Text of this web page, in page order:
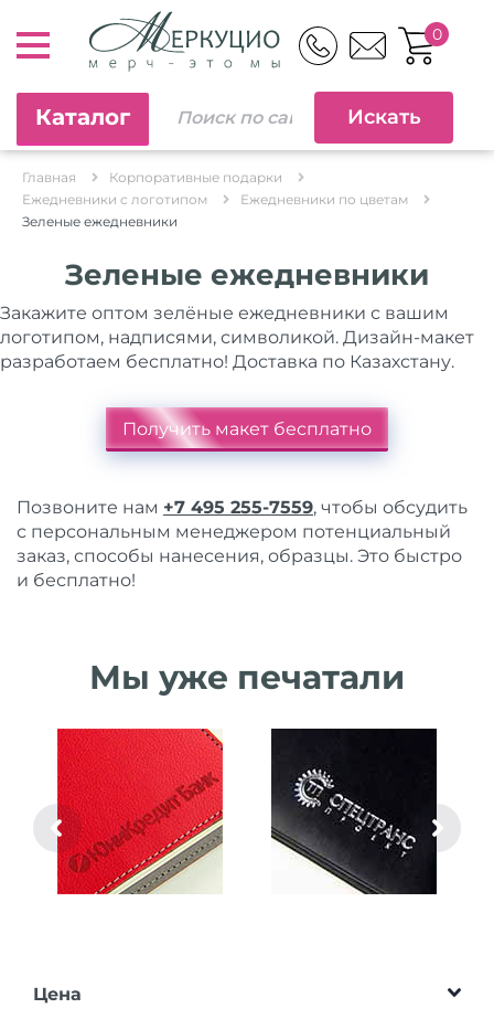
0
Каталог
Главная
Корпоративные подарки
Ежедневники c логотипом
Ежедневники по цветам
Зеленые ежедневники
Зеленые ежедневники
Закажите оптом зелёные ежедневники с вашим
логотипом, надписями, символикой. Дизайн-макет
разработаем бесплатно! Доставка по Казахстану.
Получить макет бесплатно
Позвоните нам +7 495 255-7559, чтобы обсудить
с персональным менеджером потенциальный
заказ, способы нанесения, образцы. Это быстро
и бесплатно!
Мы уже печатали
Цена